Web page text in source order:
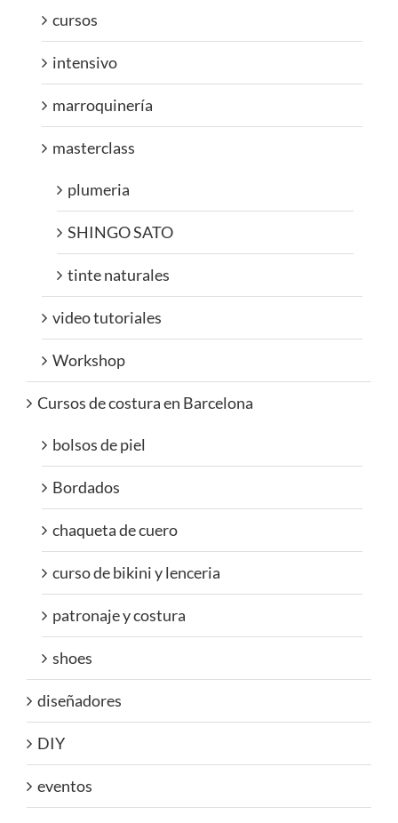
cursos
intensivo
marroquinería
masterclass
plumeria
SHINGO SATO
tinte naturales
video tutoriales
Workshop
Cursos de costura en Barcelona
bolsos de piel
Bordados
chaqueta de cuero
curso de bikini y lenceria
patronaje y costura
shoes
diseñadores
DIY
eventos